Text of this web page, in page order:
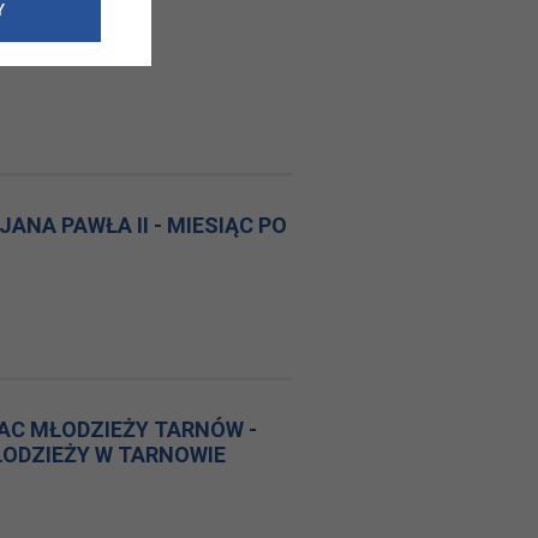
PAWŁA II - MIESIĄC PO
MŁODZIEŻY TARNÓW -
W TARNOWIE